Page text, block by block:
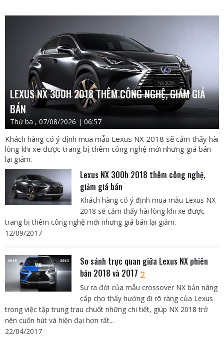
LEXUS NX 300H 2018 THÊM CÔNG NGHỆ, GIẢM GIÁ
BÁN
Thứ ba , 07/08/2026 | 06:57
Khách hàng có ý định mua mẫu Lexus NX 2018 sẽ cảm thấy hài
lòng khi xe được trang bị thêm công nghệ mới nhưng giá bán
lại giảm.
Lexus NX 300h 2018 thêm công nghệ,
giảm giá bán
Khách hàng có ý định mua mẫu Lexus NX
2018 sẽ cảm thấy hài lòng khi xe được
trang bị thêm công nghệ mới nhưng giá bán lại giảm.
12/09/2017
So sánh trực quan giữa Lexus NX phiên
bản 2018 và 2017 2
Sự ra đời của mẫu crossover NX bản nâng
cấp cho thấy hướng đi rõ ràng của Lexus
trong việc tập trung trau chuốt những chi tiết, giúp NX 2018 trở
nên cuốn hút và hiện đại hơn rất...
22/04/2017